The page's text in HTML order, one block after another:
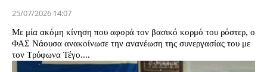
25/07/2026 14:07
Με μία ακόμη κίνηση που αφορά τον βασικό κορμό του ρόστερ, ο
ΦΑΣ Νάουσα ανακοίνωσε την ανανέωση της συνεργασίας του με
τον Τρύφωνα Τέγο....